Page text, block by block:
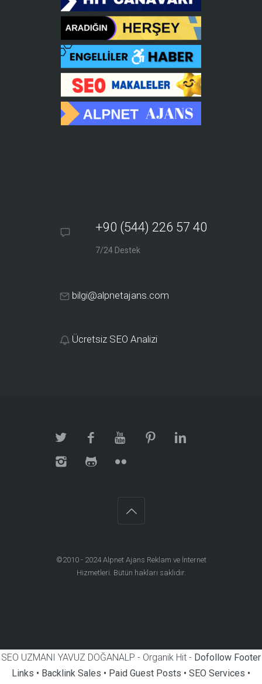
+90 (544) 226 57 40
7/24 Destek
bilgi@alpnetajans.com
Ücretsiz SEO Analizi
©2010 - 2024Alpnet Ajans Reklam ve İnternet
Hizmetleri . Bütün hakları saklıdır.
SEO UZMANI YAVUZ DOĞANALP - Organik Hit - Dofollow Footer
Links • Backlink Sales • Paid Guest Posts • SEO Services •